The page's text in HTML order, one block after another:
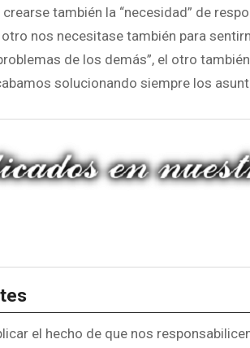
también la “necesidad” de
nos necesitase también para
de los demás”, el otro
solucionando siempre los
el hecho de que nos